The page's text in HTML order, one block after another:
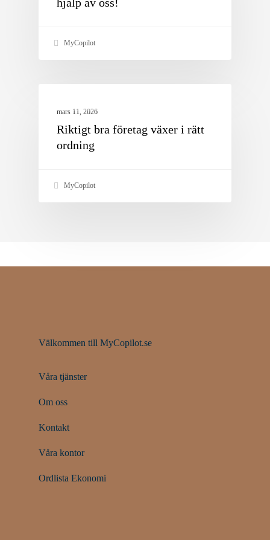
MyCopilot
mars 11, 2026
Riktigt bra företag växer i rätt
ordning
MyCopilot
Välkommen till MyCopilot.se
Våra tjänster
Om oss
Kontakt
Våra kontor
Ordlista Ekonomi